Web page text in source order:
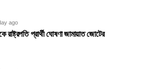
ago
রাষ্ট্রপতি প্রার্থী ঘোষণা জামায়াত জোটের